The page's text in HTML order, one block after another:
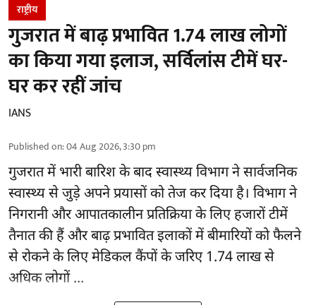
राष्ट्रीय
गुजरात में बाढ़ प्रभावित 1.74 लाख लोगों
का किया गया इलाज, सर्विलांस टीमें घर-
घर कर रहीं जांच
IANS
Published on:04 Aug 2026, 3:30 pm
गुजरातमें भारी बारिश के बाद स्वास्थ्य विभाग ने सार्वजनिक
स्वास्थ्य से जुड़े अपने प्रयासों को तेज कर दिया है। विभाग ने
निगरानी और आपातकालीन प्रतिक्रिया के लिए हजारों टीमें
तैनात की हैं और बाढ़ प्रभावित इलाकों में बीमारियों को फैलने
से रोकने के लिए मेडिकल कैंपों के जरिए 1.74 लाख से
अधिक लोगों ...